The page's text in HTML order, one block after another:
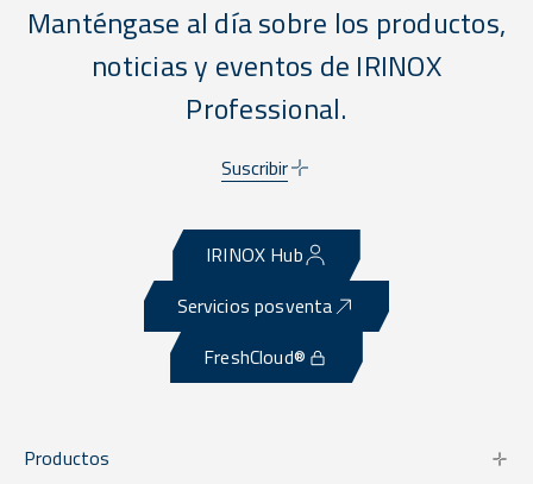
Manténgase al día sobre los productos,
noticias y eventos de IRINOX
Professional.
Suscribir
IRINOX Hub
Servicios posventa
FreshCloud®
Productos